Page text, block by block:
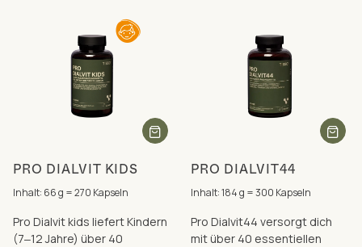
PRO DIALVIT KIDS
Inhalt: 66 g = 270 Kapseln
Pro Dialvit kids liefert Kindern
(7‒12 Jahre) über 40
PRO DIALVIT44
Inhalt: 184 g = 300 Kapseln
Pro Dialvit44 versorgt dich
mit über 40 essentiellen